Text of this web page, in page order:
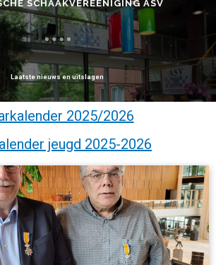
SCHAAKVEREENIGING ASV
Laatste nieuws en uitslagen
2025/2026
jeugd 2025-2026